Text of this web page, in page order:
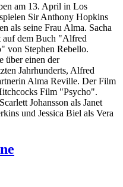
am 13. April in Los
Sir Anthony Hopkins
als seine Frau Alma. Sacha
auf dem Buch "Alfred
von Stephen Rebello.
über einen der
Jahrhunderts, Alfred
Alma Reville. Der Film
Film "Psycho".
Johansson als Janet
und Jessica Biel als Vera